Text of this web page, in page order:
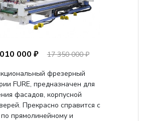
000 ₽
17 350 000 ₽
фрезерный
FURE, предназначен для
фасадов, корпусной
Прекрасно справится с
прямолинейному и